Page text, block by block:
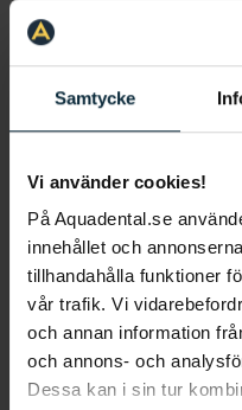
Samtycke
Vi använder cookies!
På Aquadental.se
innehållet och
tillhandahålla funktioner
vår trafik. Vi
och annan information
och annons- och
Dessa kan i sin tur